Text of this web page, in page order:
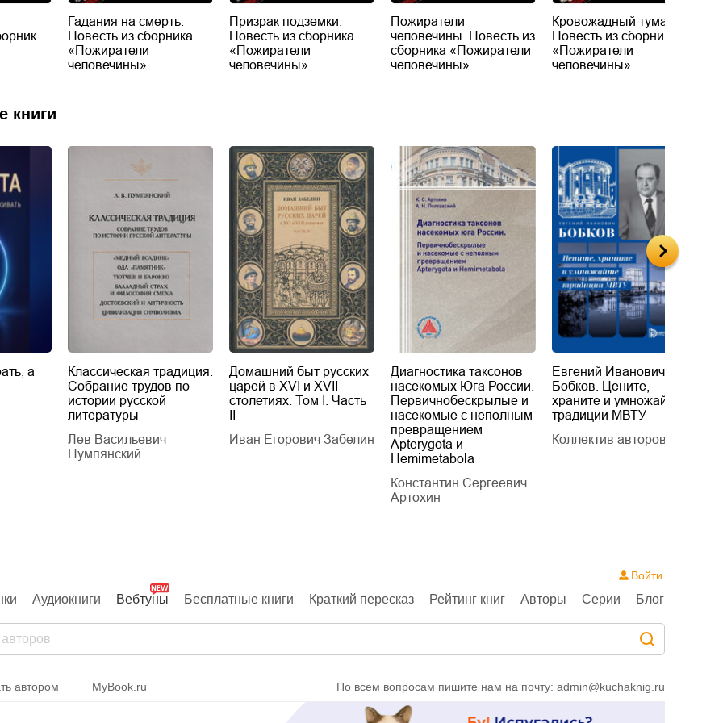
Гадания на смерть.
Повесть из сборника
«Пожиратели
человечины»
Призрак подземки.
Повесть из сборника
«Пожиратели
человечины»
Пожиратели
человечины. Повесть из
сборника «Пожиратели
человечины»
Кровожадный туман.
Повесть из сборника
«Пожиратели
человечины»
книги
а
Классическая традиция.
Собрание трудов по
истории русской
литературы
Лев Васильевич
Пумпянский
Домашний быт русских
царей в XVI и XVII
столетиях. Том I. Часть
Иван Егорович Забелин
Диагностика таксонов
насекомых Юга России.
Первичнобескрылые и
насекомые с неполным
превращением
Apterygota и
Hemimetabola
Константин Сергеевич
Артохин
Евгений Иванович
Бобков. Цените,
храните и умножайте
традиции МВТУ
Коллектив авторов
Аудиокниги Вебтуны Бесплатные книги Краткий пересказ Рейтинг книг Авторы Серии Блог
Войти
автором MyBook.ru По всем вопросам пишите нам на почту: admin@kuchaknig.ru